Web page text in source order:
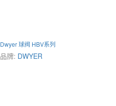
Dwyer 球阀 HBV系列
品牌: DWYER